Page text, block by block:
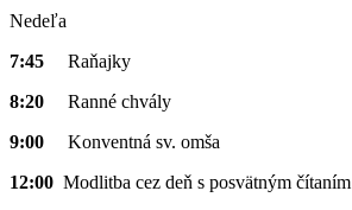
Nedeľa
7:45 Raňajky
8:20 Ranné chvály
9:00 Konventná sv. omša
12:00 Modlitba cez deň s posvätným čítaním